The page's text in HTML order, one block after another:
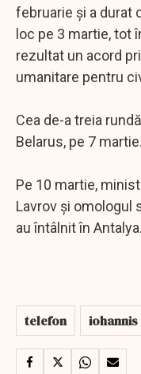
februarie şi a durat
loc pe 3 martie, tot
rezultat un acord
umanitare pentru
Cea de-a treia
Belarus, pe 7 martie.
Pe 10 martie,
Lavrov şi omologul
au întâlnit în Antalya.
telefon iohannis